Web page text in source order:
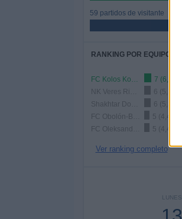
59 partidos de visitante
RANKING POR EQUIPOS
FC Kolos Kovalivka
7 (6,19%)
6 (5,31%)
6 (5,31%)
5 (4,42%)
5 (4,42%)
Ver ranking completo
LUNES